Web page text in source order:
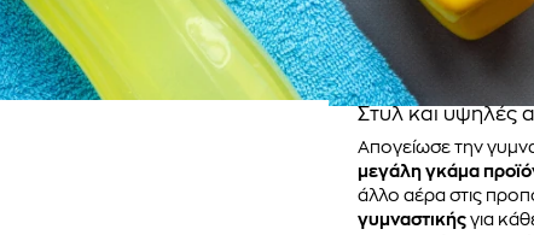
Στυλ και υψηλές
Απογείωσε την
μεγάλη γκάμα
άλλο αέρα στις
γυμναστικής για